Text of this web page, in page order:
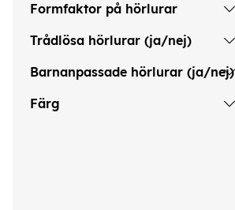
Formfaktor på hörlurar
Trådlösa hörlurar (ja/nej)
Barnanpassade hörlurar (ja/nej)
Färg